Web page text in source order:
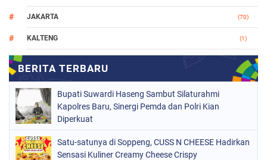
JAKARTA (70)
KALTENG (1)
(78)
NASIONAL (748)
ORGANISASI
PERISTIWA
POLITIK (157)
Bupati Suwardi Haseng Sambut Silaturahmi
Kapolres Baru, Sinergi Pemda dan Polri Kian
Diperkuat
Satu-satunya di Soppeng, CUSS N CHEESE Hadirkan
Sensasi Kuliner Creamy Cheese Crispy